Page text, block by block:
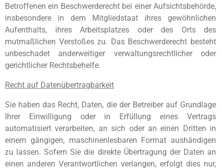
Betroffenen ein Beschwerderecht bei einer Aufsichtsbehörde,
insbesondere in dem Mitgliedstaat ihres gewöhnlichen
Aufenthalts, ihres Arbeitsplatzes oder des Orts des
mutmaßlichen Verstoßes zu. Das Beschwerderecht besteht
unbeschadet anderweitiger verwaltungsrechtlicher oder
gerichtlicher Rechtsbehelfe.
Recht auf Datenübertragbarkeit
Sie haben das Recht, Daten, die der Betreiber auf Grundlage
Ihrer Einwilligung oder in Erfüllung eines Vertrags
automatisiert verarbeiten, an sich oder an einen Dritten in
einem gängigen, maschinenlesbaren Format aushändigen
zu lassen. Sofern Sie die direkte Übertragung der Daten an
einen anderen Verantwortlichen verlangen, erfolgt dies nur,